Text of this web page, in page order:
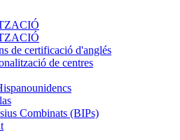
de certificació d'anglés
de centres
Combinats (BIPs)